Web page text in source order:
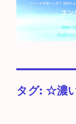
タグ: ☆濃